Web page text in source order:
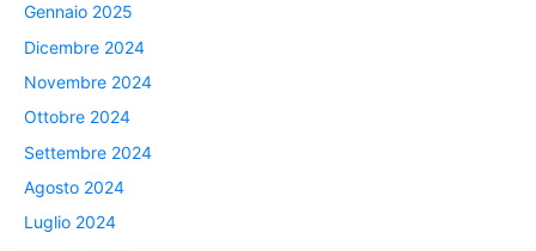
Gennaio 2025
Dicembre 2024
Novembre 2024
Ottobre 2024
Settembre 2024
Agosto 2024
Luglio 2024